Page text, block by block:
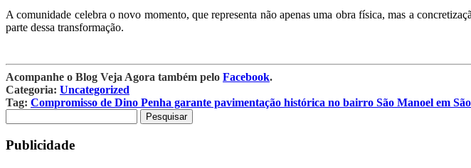
A comunidade celebra o novo momento, que representa não apenas uma obra física, mas a
parte dessa transformação.
Acompanhe o Blog Veja Agora também pelo Facebook.
Categoria: Uncategorized
Tag: Compromisso de Dino Penha garante pavimentação histórica no bairro São Manoel em
por:
Publicidade